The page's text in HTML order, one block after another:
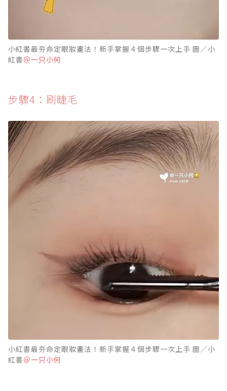
小紅書最夯命定眼妝畫法！新手掌握４個步驟一次上手 圖／小
紅書＠一只小何
步驟4：刷睫毛
小紅書最夯命定眼妝畫法！新手掌握４個步驟一次上手 圖／小
紅書＠一只小何